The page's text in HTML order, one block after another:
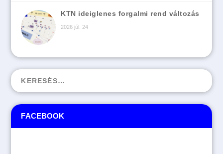
FACEBOOK
KTN ideiglenes forgalmi rend változás
2026 júl. 24